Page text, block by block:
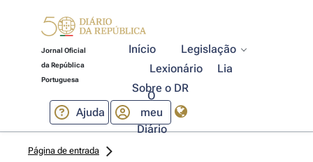
Jornal Oficial
da República
Portuguesa
Início
Legislação
Lexionário
Lia
Sobre o DR
Ajuda
O
meu
Diário
Página de entrada